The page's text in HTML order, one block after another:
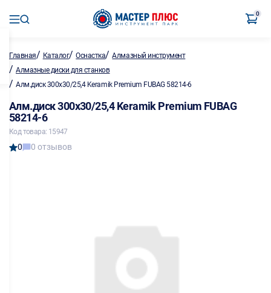
0
Главная/ Каталог/Оснастка/Алмазный инструмент
/ Алмазные диски для станков
/ Алм.диск 300х30/25,4 Keramik Premium FUBAG 58214-6
Алм.диск 300х30/25,4 Keramik Premium FUBAG
58214-6
Код товара: 15947
0 0 отзывов